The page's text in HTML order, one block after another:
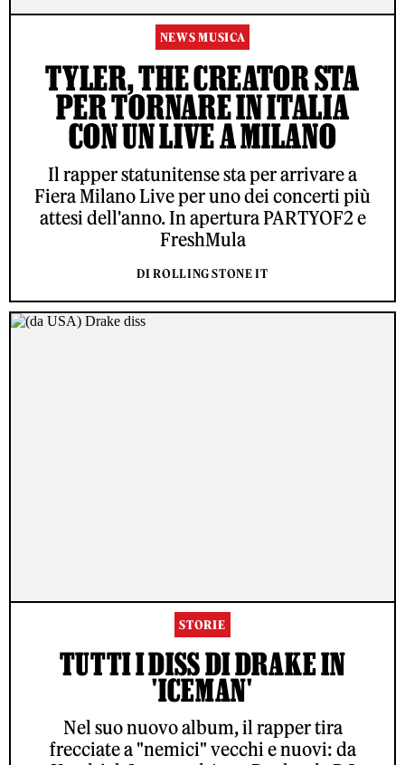
NEWS MUSICA
TYLER, THE CREATOR STA
PER TORNARE IN ITALIA
CON UN LIVE A MILANO
Il rapper statunitense sta per arrivare a
Fiera Milano Live per uno dei concerti più
attesi dell'anno. In apertura PARTYOF2 e
FreshMula
DI ROLLING STONE IT
STORIE
TUTTI I DISS DI DRAKE IN
'ICEMAN'
Nel suo nuovo album, il rapper tira
frecciate a "nemici" vecchi e nuovi: da